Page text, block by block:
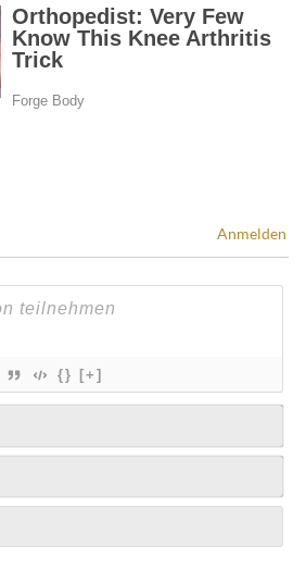
Anmelden
{} [+]